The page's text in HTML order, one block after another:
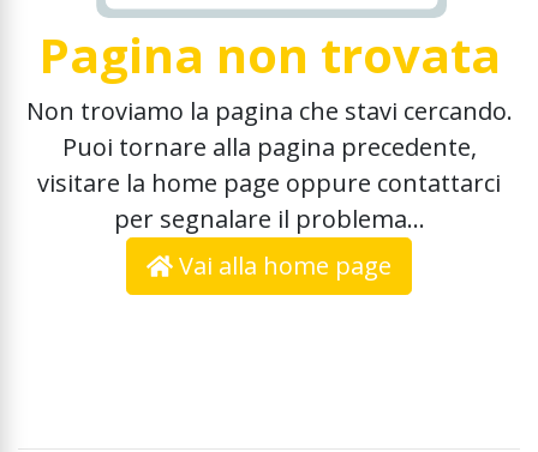
Pagina non trovata
Non troviamo la pagina che stavi cercando.
Puoi tornare alla pagina precedente,
visitare la home page oppure contattarci
per segnalare il problema...
Vai alla home page